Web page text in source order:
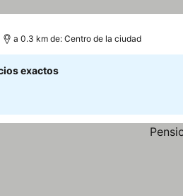
a 0.3 km de: Centro de la ciudad
exactos